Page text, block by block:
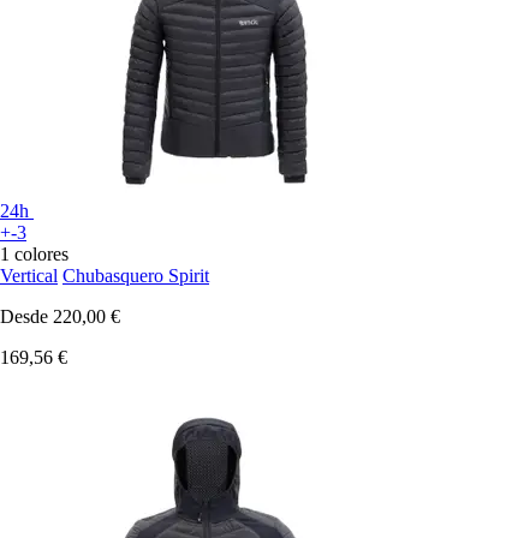
24h
+-3
1 colores
Vertical Chubasquero Spirit
Desde 220,00 €
169,56 €